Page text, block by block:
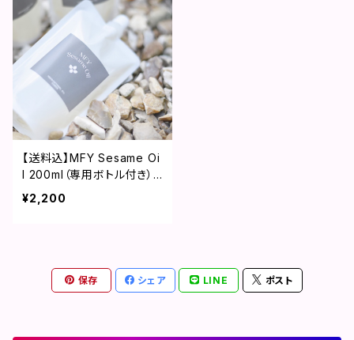
【送料込】MFY Sesame Oi
l 200ml（専用ボトル付き）
ゴマ油 スターターセッ
ト 国産100％セサミオイル
¥2,200
保存 シェア LINE ポスト